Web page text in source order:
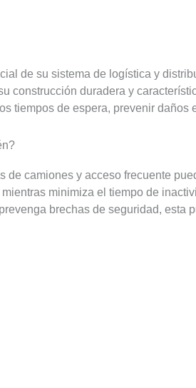
de su sistema de logística y
construcción duradera y
tiempos de espera, prevenir
camiones y acceso frecuente
minimiza el tiempo de
brechas de seguridad, esta